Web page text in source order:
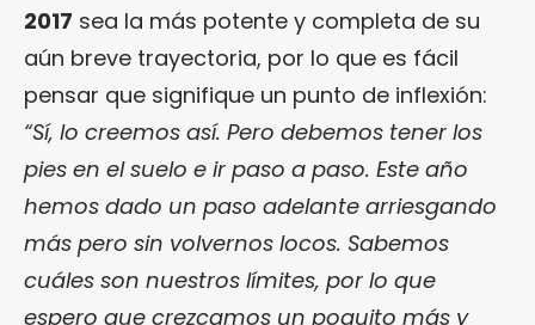
2017 sea la más potente y completa de su
aún breve trayectoria, por lo que es fácil
pensar que signifique un punto de inflexión:
“Sí, lo creemos así. Pero debemos tener los
pies en el suelo e ir paso a paso. Este año
hemos dado un paso adelante arriesgando
más pero sin volvernos locos. Sabemos
cuáles son nuestros límites, por lo que
espero que crezcamos un poquito más y